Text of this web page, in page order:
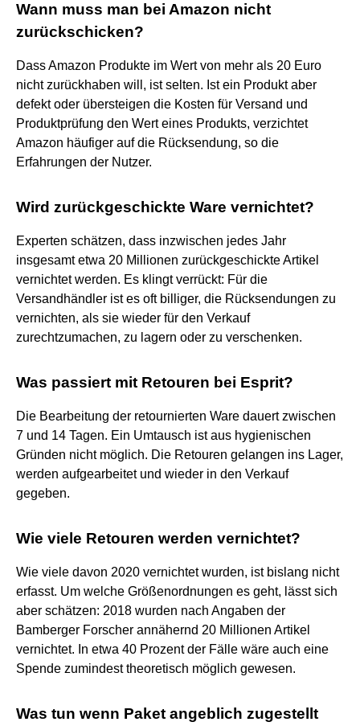
Wann muss man bei Amazon nicht
zurückschicken?
Dass Amazon Produkte im Wert von mehr als 20 Euro
nicht zurückhaben will, ist selten. Ist ein Produkt aber
defekt oder übersteigen die Kosten für Versand und
Produktprüfung den Wert eines Produkts, verzichtet
Amazon häufiger auf die Rücksendung, so die
Erfahrungen der Nutzer.
Wird zurückgeschickte Ware vernichtet?
Experten schätzen, dass inzwischen jedes Jahr
insgesamt etwa 20 Millionen zurückgeschickte Artikel
vernichtet werden. Es klingt verrückt: Für die
Versandhändler ist es oft billiger, die Rücksendungen zu
vernichten, als sie wieder für den Verkauf
zurechtzumachen, zu lagern oder zu verschenken.
Was passiert mit Retouren bei Esprit?
Die Bearbeitung der retournierten Ware dauert zwischen
7 und 14 Tagen. Ein Umtausch ist aus hygienischen
Gründen nicht möglich. Die Retouren gelangen ins Lager,
werden aufgearbeitet und wieder in den Verkauf
gegeben.
Wie viele Retouren werden vernichtet?
Wie viele davon 2020 vernichtet wurden, ist bislang nicht
erfasst. Um welche Größenordnungen es geht, lässt sich
aber schätzen: 2018 wurden nach Angaben der
Bamberger Forscher annähernd 20 Millionen Artikel
vernichtet. In etwa 40 Prozent der Fälle wäre auch eine
Spende zumindest theoretisch möglich gewesen.
Was tun wenn Paket angeblich zugestellt